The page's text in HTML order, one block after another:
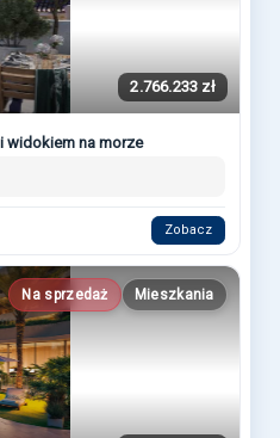
2.766.233 zł
widokiem na morze
Zobacz
Na sprzedaż Mieszkania